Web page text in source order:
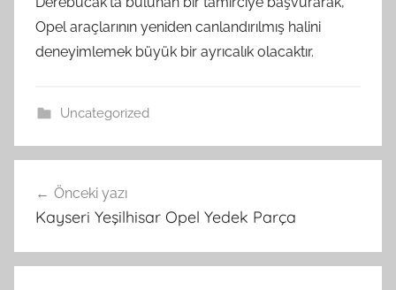
Opel araçlarının yeniden canlandırılmış halini
deneyimlemek büyük bir ayrıcalık olacaktır.
Uncategorized
gezinmesi
Önceki yazı
Kayseri Yeşilhisar Opel Yedek Parça